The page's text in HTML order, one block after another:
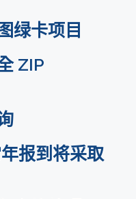
绿卡项目
ZIP
报到将采取